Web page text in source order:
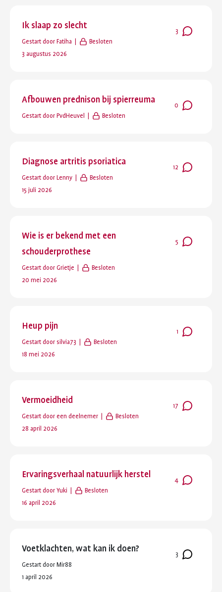
Ik slaap zo slecht
Gestart door Fatiha
Besloten
Laatste
3 augustus 2026
Aantal
3
Afbouwen prednison bij spierreuma
Gestart door PvdHeuvel Besloten
Aantal
0
Diagnose artritis psoriatica
Gestart door Lenny
Besloten
Laatste
15 juli 2026
Aantal
12
Wie is er bekend met een
schouderprothese
Gestart door Grietje
Besloten
Laatste
20 mei 2026
Aantal
5
Heup pijn
Gestart door silvia73
Besloten
Laatste
18 mei 2026
Aantal
1
Vermoeidheid
Gestart door een deelnemer
Besloten
Laatste
28 april 2026
Aantal
17
Ervaringsverhaal natuurlijk herstel
Gestart door Yuki
Besloten
Laatste
16 april 2026
Aantal
4
Voetklachten, wat kan ik doen?
Gestart door Mir88
Laatste
1 april 2026
Aantal
3